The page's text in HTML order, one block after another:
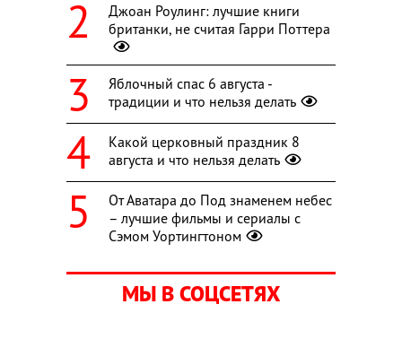
Джоан Роулинг: лучшие книги
британки, не считая Гарри Поттера
Яблочный спас 6 августа -
традиции и что нельзя делать
Какой церковный праздник 8
августа и что нельзя делать
От Аватара до Под знаменем небес
– лучшие фильмы и сериалы с
Сэмом Уортингтоном
МЫ В СОЦСЕТЯХ